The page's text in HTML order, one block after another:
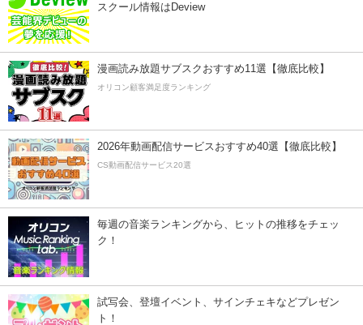
スクール情報はDeview
漫画読み放題サブスクおすすめ11選【徹底比較】
オリコン顧客満足度ランキング
2026年動画配信サービスおすすめ40選【徹底比較】
CS動画配信サービス20選
毎週の音楽ランキングから、ヒットの推移をチェッ
ク！
試写会、登壇イベント、サインチェキなどプレゼン
ト！